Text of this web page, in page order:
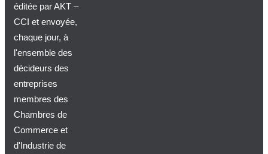
éditée par AKT –
CCI et envoyée,
chaque jour, à
l'ensemble des
décideurs des
entreprises
membres des
Chambres de
Commerce et
d'Industrie de